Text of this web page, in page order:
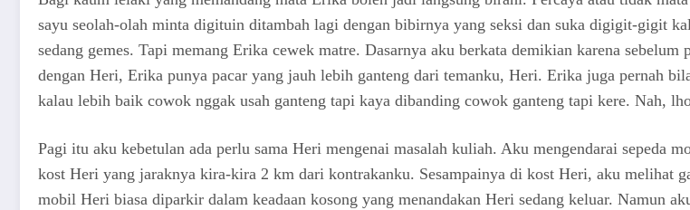
sayu seolah-olah minta digituin ditambah lagi dengan bibirnya yang seksi dan suka digigit-gigit
sedang gemes. Tapi memang Erika cewek matre. Dasarnya aku berkata demikian karena sebelum
dengan Heri, Erika punya pacar yang jauh lebih ganteng dari temanku, Heri. Erika juga pernah
kalau lebih baik cowok nggak usah ganteng tapi kaya dibanding cowok ganteng tapi kere. Nah,
Pagi itu aku kebetulan ada perlu sama Heri mengenai masalah kuliah. Aku mengendarai sepeda
kost Heri yang jaraknya kira-kira 2 km dari kontrakanku. Sesampainya di kost Heri, aku melihat
mobil Heri biasa diparkir dalam keadaan kosong yang menandakan Heri sedang keluar. Namun